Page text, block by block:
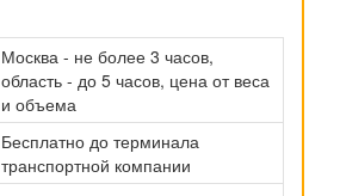
Москва - не более 3 часов,
область - до 5 часов, цена от веса
и объема
Бесплатно до терминала
транспортной компании